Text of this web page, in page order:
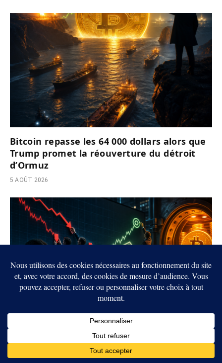
Bitcoin repasse les 64 000 dollars alors que
Trump promet la réouverture du détroit
d’Ormuz
5 AOÛT 2026
Crypto : Wall Street réduit ses objectifs sur
Strategy malgré le rebond de STRC